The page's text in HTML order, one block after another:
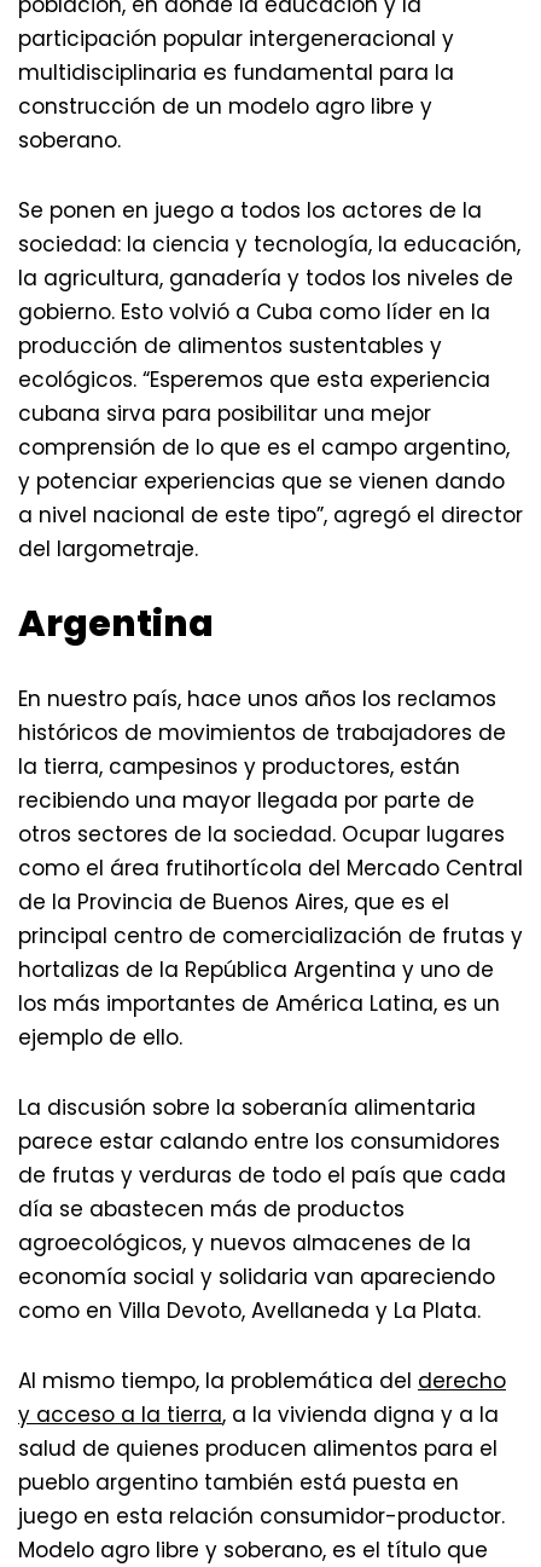
participación popular intergeneracional y
multidisciplinaria es fundamental para la
construcción de un modelo agro libre y
soberano.
Se ponen en juego a todos los actores de la
sociedad: la ciencia y tecnología, la educación,
la agricultura, ganadería y todos los niveles de
gobierno. Esto volvió a Cuba como líder en la
producción de alimentos sustentables y
ecológicos. “Esperemos que esta experiencia
cubana sirva para posibilitar una mejor
comprensión de lo que es el campo argentino,
y potenciar experiencias que se vienen dando
a nivel nacional de este tipo”, agregó el director
del largometraje.
Argentina
En nuestro país, hace unos años los reclamos
históricos de movimientos de trabajadores de
la tierra, campesinos y productores, están
recibiendo una mayor llegada por parte de
otros sectores de la sociedad. Ocupar lugares
como el área frutihortícola del Mercado Central
de la Provincia de Buenos Aires, que es el
principal centro de comercialización de frutas y
hortalizas de la República Argentina y uno de
los más importantes de América Latina, es un
ejemplo de ello.
La discusión sobre la soberanía alimentaria
parece estar calando entre los consumidores
de frutas y verduras de todo el país que cada
día se abastecen más de productos
agroecológicos, y nuevos almacenes de la
economía social y solidaria van apareciendo
como en Villa Devoto, Avellaneda y La Plata.
Al mismo tiempo, la problemática del derecho
y acceso a la tierra, a la vivienda digna y a la
salud de quienes producen alimentos para el
pueblo argentino también está puesta en
juego en esta relación consumidor-productor.
Modelo agro libre y soberano, es el título que